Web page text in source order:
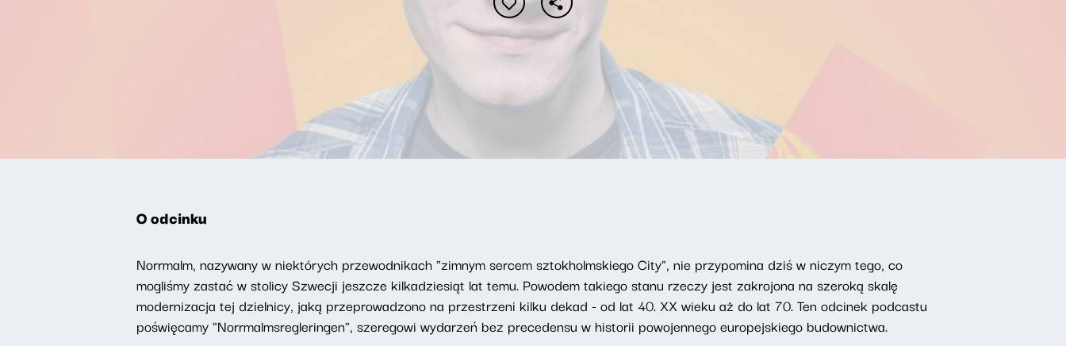
O odcinku
Norrmalm, nazywany w niektórych przewodnikach "zimnym sercem sztokholmskiego City", nie przypomina dziś w niczym tego, co
mogliśmy zastać w stolicy Szwecji jeszcze kilkadziesiąt lat temu. Powodem takiego stanu rzeczy jest zakrojona na szeroką skalę
modernizacja tej dzielnicy, jaką przeprowadzono na przestrzeni kilku dekad - od lat 40. XX wieku aż do lat 70. Ten odcinek podcastu
poświęcamy "Norrmalmsregleringen", szeregowi wydarzeń bez precedensu w historii powojennego europejskiego budownictwa.